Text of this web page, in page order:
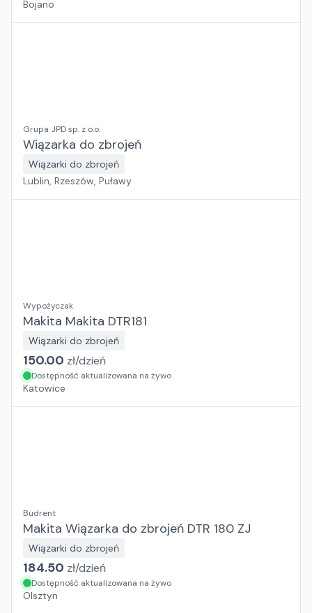
Bojano
Grupa JPD sp. z o.o.
Wiązarka do zbrojeń
Wiązarki do zbrojeń
Lublin, Rzeszów, Puławy
Wypożyczak
Makita Makita DTR181
Wiązarki do zbrojeń
150.00 zł/dzień
Dostępność aktualizowana na żywo
Katowice
Budrent
Makita Wiązarka do zbrojeń DTR 180 ZJ
Wiązarki do zbrojeń
184.50 zł/dzień
Dostępność aktualizowana na żywo
Olsztyn